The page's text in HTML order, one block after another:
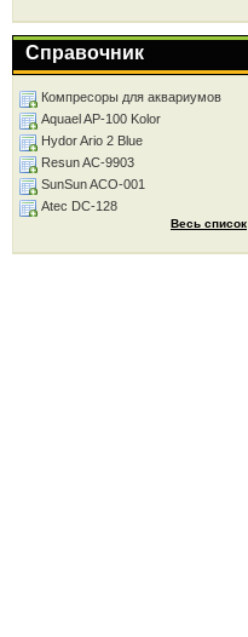
Справочник
Компресоры для аквариумов
Aquael AP-100 Kolor
Hydor Ario 2 Blue
Resun AC-9903
SunSun ACO-001
Atec DC-128
Весь список